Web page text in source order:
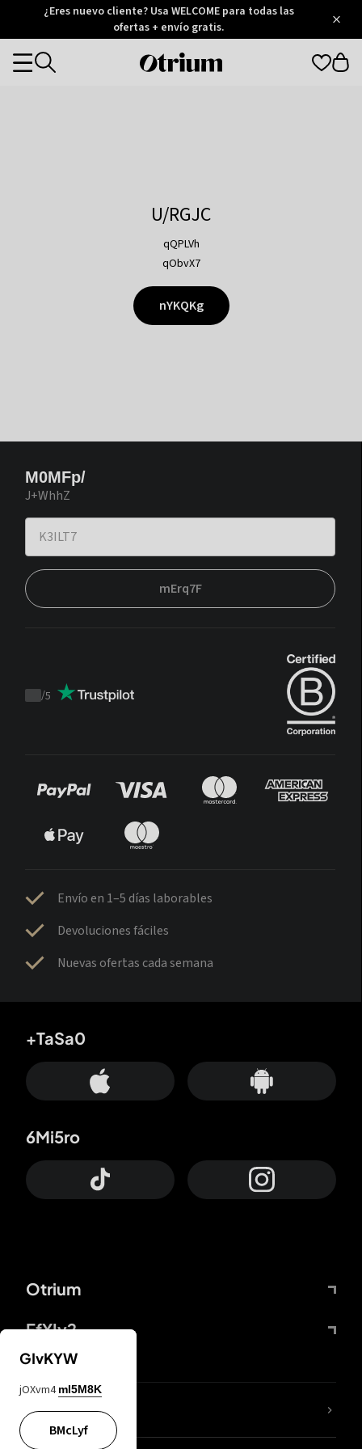
Otrium
Trustpilot
¿Eres nuevo cliente? Usa WELCOME para todas las
ofertas + envío gratis.
Otrium
Categories
U/RGJC
qQPLVh
qObvX7
nYKQKg
M0MFp/
J+WhhZ
mErq7F
Trustpilot
/5
Envío en 1–5 días laborables
Devoluciones fáciles
Nuevas ofertas cada semana
Otrium
FfYIy2
+TaSa0
6Mi5ro
65A04M
GIvKYW
jOXvm4 mI5M8K
BMcLyf